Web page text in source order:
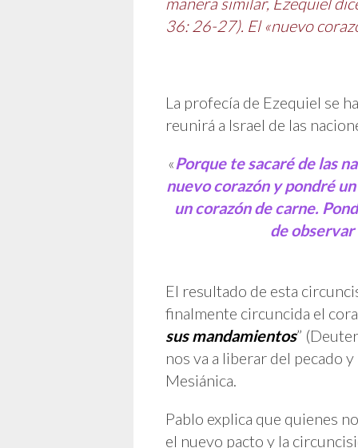
36: 26-27). El «nuevo
La profecía de Ezequiel se
reunirá a Israel de las
«Porque te sacaré de las
nuevo corazón y pondré
un corazón de carne.
de observar
El resultado de esta
finalmente circuncida el
sus mandamientos”
nos va a liberar del pecado
Mesiánica.
Pablo explica que quienes
el nuevo pacto y la